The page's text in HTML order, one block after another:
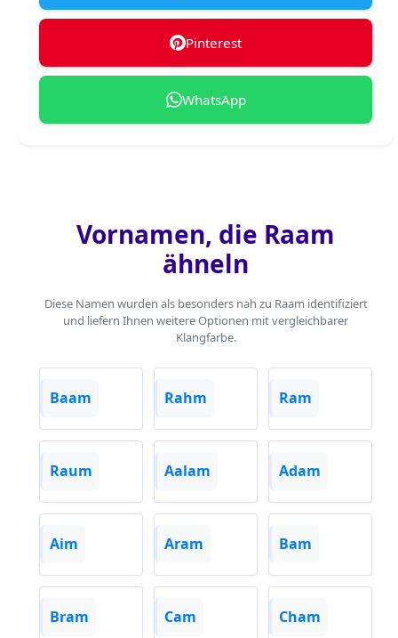
Pinterest
WhatsApp
Vornamen, die Raam
ähneln
Diese Namen wurden als besonders nah zu Raam identifiziert
und liefern Ihnen weitere Optionen mit vergleichbarer
Klangfarbe.
Baam Rahm Ram
Raum Aalam Adam
Aim Aram Bam
Bram Cam Cham